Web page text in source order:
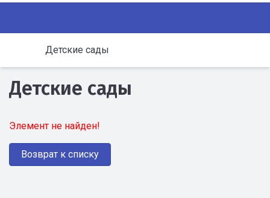
Детские сады
Детские сады
Элемент не найден!
Возврат к списку